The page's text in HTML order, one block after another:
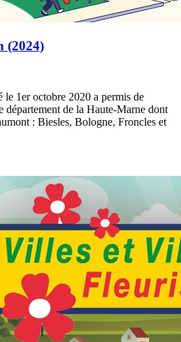
(2024)
le 1er octobre 2020 a permis de
département de la Haute-Marne dont
: Biesles, Bologne, Froncles et